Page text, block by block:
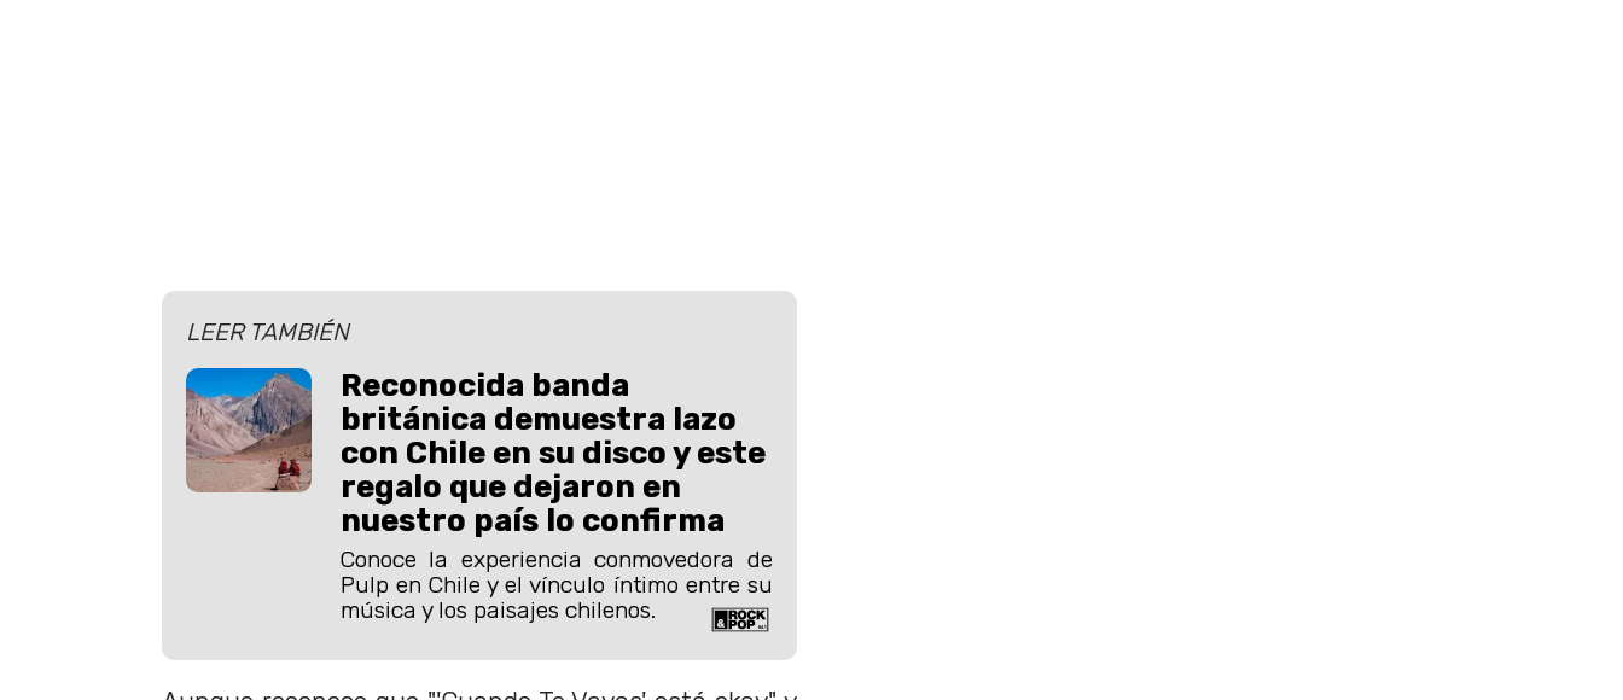
LEER TAMBIÉN
Reconocida banda
británica demuestra lazo
con Chile en su disco y este
regalo que dejaron en
nuestro país lo confirma
Conoce la experiencia conmovedora de
Pulp en Chile y el vínculo íntimo entre su
música y los paisajes chilenos.